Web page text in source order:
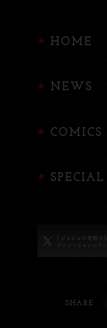
HOME
NEWS
COMICS
SPECIAL
SHARE